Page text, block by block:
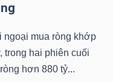
ngoại mua ròng khớp
trong hai phiên cuối
hơn 880 tỷ...